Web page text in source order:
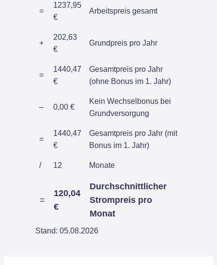
=
1237,95
€
Arbeitspreis gesamt
+
202,63
€
Grundpreis pro Jahr
=
1440,47
€
Gesamtpreis pro Jahr
(ohne Bonus im 1. Jahr)
– 0,00 €
Kein Wechselbonus bei
Grundversorgung
=
1440,47
€
Gesamtpreis pro Jahr (mit
Bonus im 1. Jahr)
/ 12 Monate
=
120,04
€
Durchschnittlicher
Strompreis pro
Monat
Stand: 05.08.2026